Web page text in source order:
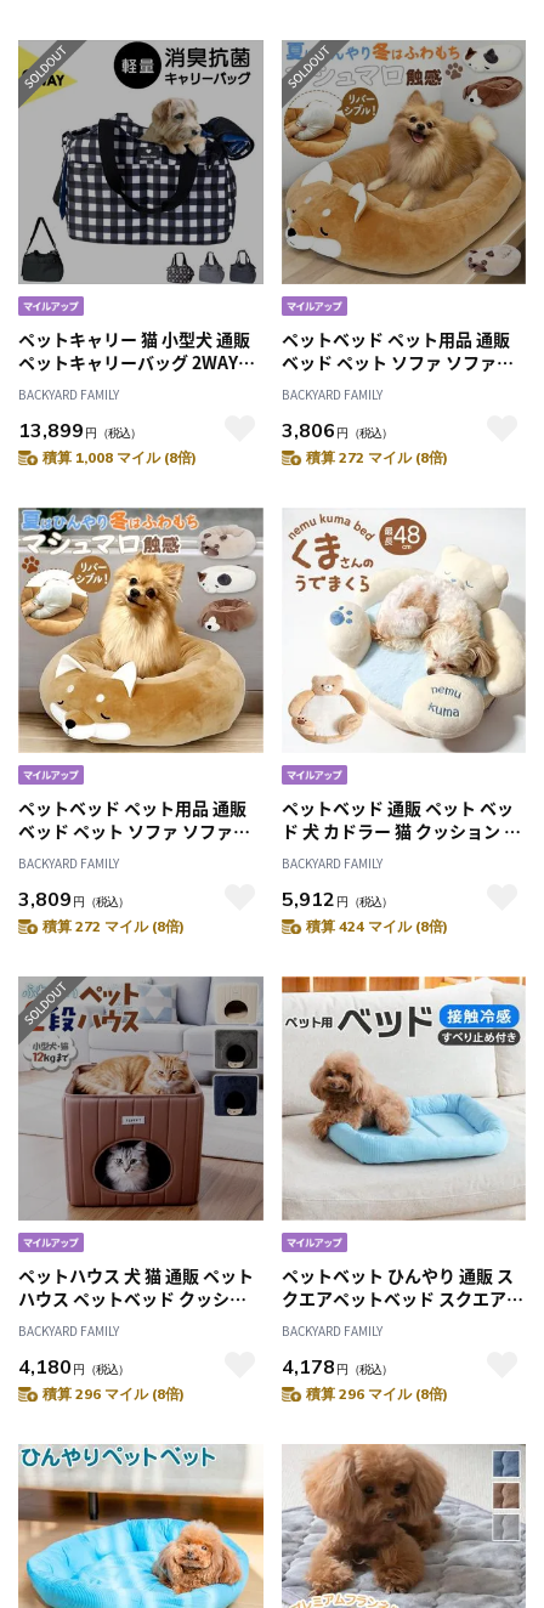
ペットキャリー 猫 小型犬 通販
ペットキャリーバッグ 2WAYキ
ャリーバッグ トートバッグ シ
撥水 はっ水 消臭抗菌 トートキ
ャリー ショルダーキャリー お
ペット用品 ペットグッズ
BACKYARD FAMILY
13,899 円 （税込）
積算 1,008 マイル (8倍)
ペットベッド ペット用品 通販
ベッド ペット ソファ ソファー
クッション リバーシブル 冷感
い 使いやすい 顎のせ あごのせ
Feel PET フィールペット 小型
BACKYARD FAMILY
3,806 円 （税込）
積算 272 マイル (8倍)
ペットベッド ペット用品 通販
ベッド ペット ソファ ソファー
クッション リバーシブル 冷感
ラウンドベッド すべり止め 滑
り止め 使いやすい 丸型 円形 小
型犬 犬 猫 マシュマロ Feel PET
BACKYARD FAMILY
3,809 円 （税込）
積算 272 マイル (8倍)
ペットベッド 通販 ペット ベッ
ド 犬 カドラー 猫 クッション 猫
ベッド ネコベッド 小型犬 ペッ
ト用 ふわふわ ふかふか ぬいぐ
るみ NATURAL design ナチュ
ラルデザイン ネムクマベッド
BACKYARD FAMILY
5,912 円 （税込）
積算 424 マイル (8倍)
ペットハウス 犬 猫 通販 ペット
ハウス ペットベッド クッショ
ンマット 猫ハウス ネコハウス
わふわ NATURAL design ナチ
ュラルデザイン 暖かい 可愛い
BACKYARD FAMILY
4,180 円 （税込）
積算 296 マイル (8倍)
ペットベット ひんやり 通販 ス
クエアペットベッド スクエア
クールパッド ペットマット 接
涼しい ひんやりベッド 暑さ対
策 可愛い 洗える 室内 さらさら
BACKYARD FAMILY
4,178 円 （税込）
積算 296 マイル (8倍)